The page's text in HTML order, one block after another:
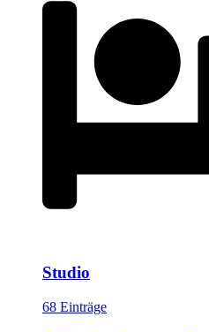
Studio
68 Einträge